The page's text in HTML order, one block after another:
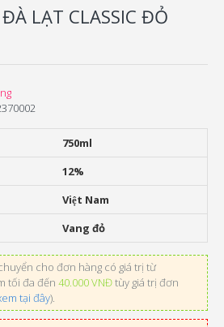
LẠT CLASSIC ĐỎ
750ml
12%
Việt Nam
Vang đỏ
cho đơn hàng có giá trị từ
tối đa đến 40.000 VNĐtùy giá trị đơn
tại đây).